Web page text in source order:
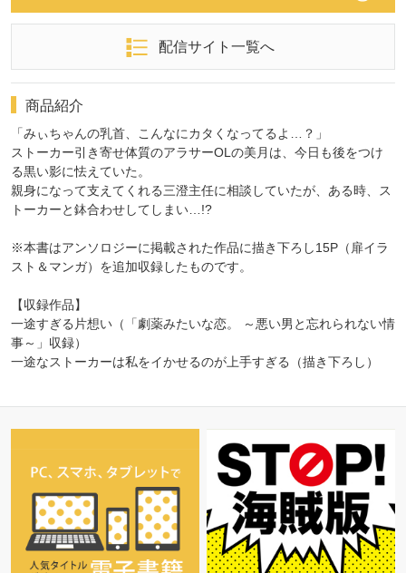
配信サイト一覧へ
商品紹介
「みぃちゃんの乳首、こんなにカタくなってるよ…？」
ストーカー引き寄せ体質のアラサーOLの美月は、今日も後をつけ
る黒い影に怯えていた。
親身になって支えてくれる三澄主任に相談していたが、ある時、ス
トーカーと鉢合わせしてしまい…!?
※本書はアンソロジーに掲載された作品に描き下ろし15P（扉イラ
スト＆マンガ）を追加収録したものです。
【収録作品】
一途すぎる片想い（「劇薬みたいな恋。 ～悪い男と忘れられない情
事～」収録）
一途なストーカーは私をイかせるのが上手すぎる（描き下ろし）